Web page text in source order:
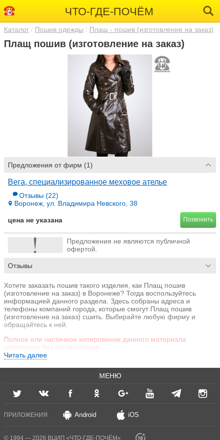
ЧТО-ГДЕ-ПОЧЁМ
Каталог Пошив одежды Плащ - пошив (изготовление на заказ)
Плащ пошив (изготовление на заказ)
Предложения от фирм (1)
Вега, специализированное меховое ателье
Отзывы (22)
Воронеж, ул. Владимира Невского, 38
цена не указана Позвонить
Предложения не являются публичной
офертой.
Отзывы
Хотите заказать пошив такого изделия, как Плащ пошив
(изготовление на заказ) в Воронеже? Тогда воспользуйтесь
информацией данного раздела. Здесь собраны адреса и
телефоны компаний города, которые смогут Плащ пошив
(изготовление на заказ) сшить. Выбирайте любую фирму и
обращайтесь к ней.
Полное или частичное копирование данного материала
запрещено без согласования.
Читать далее
МЕНЮ
ПРИЛОЖЕНИЯ Android iOS
© 1994 — 2026 ВЦИП «ЧТО-ГДЕ-ПОЧЁМ»